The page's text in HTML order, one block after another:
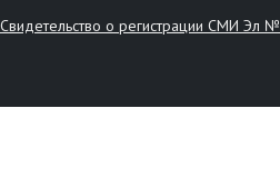
Свидетельство о регистрации СМИ Эл